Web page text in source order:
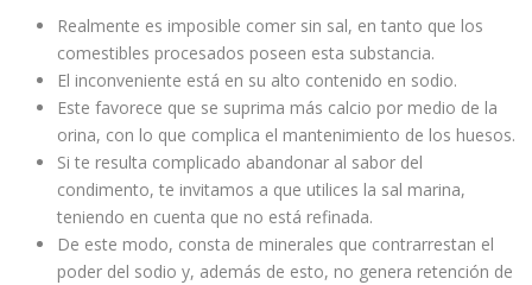
Realmente es imposible comer sin sal, en tanto que los
comestibles procesados poseen esta substancia.
El inconveniente está en su alto contenido en sodio.
Este favorece que se suprima más calcio por medio de la
orina, con lo que complica el mantenimiento de los huesos.
Si te resulta complicado abandonar al sabor del
condimento, te invitamos a que utilices la sal marina,
teniendo en cuenta que no está refinada.
De este modo, consta de minerales que contrarrestan el
poder del sodio y, además de esto, no genera retención de